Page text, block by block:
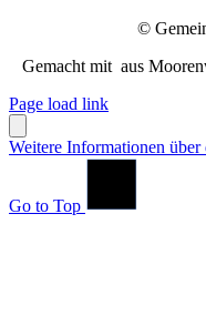
©
Gemacht mit aus
Page load link
Weitere Informationen über
Go to Top